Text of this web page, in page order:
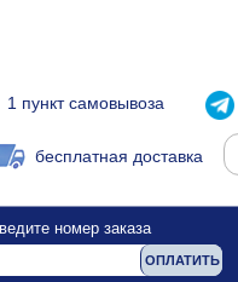
1 пункт самовывоза
бесплатная доставка
номер заказа